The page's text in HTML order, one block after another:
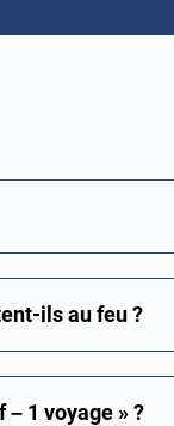
ils au feu ?
– 1 voyage » ?